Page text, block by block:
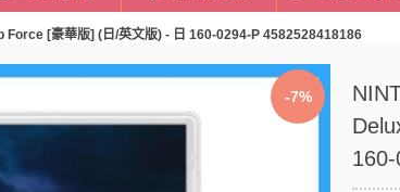
[豪華版] (日/英文版) - 日 160-0294-P 4582528418186
-7%